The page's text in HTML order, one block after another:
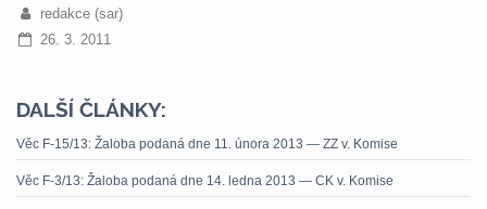
redakce (sar)
26. 3. 2011
DALŠÍ ČLÁNKY:
Věc F-15/13: Žaloba podaná dne 11. února 2013 — ZZ v. Komise
Věc F-3/13: Žaloba podaná dne 14. ledna 2013 — CK v. Komise